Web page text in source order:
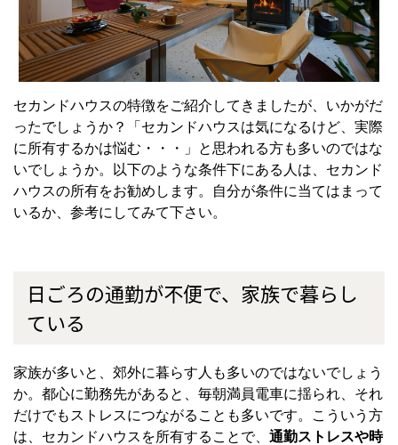
セカンドハウスの特徴をご紹介してきましたが、いかがだ
ったでしょうか？「セカンドハウスは気になるけど、実際
に所有するかは悩む・・・」と思われる方も多いのではな
いでしょうか。以下のような条件下にある人は、セカンド
ハウスの所有をお勧めします。自分が条件に当てはまって
いるか、参考にしてみて下さい。
日ごろの通勤が不便で、家族で暮らし
ている
家族が多いと、郊外に暮らす人も多いのではないでしょう
か。都心に勤務先があると、毎朝満員電車に揺られ、それ
だけでもストレスにつながることも多いです。こういう方
は、セカンドハウスを所有することで、 通勤ストレスや時